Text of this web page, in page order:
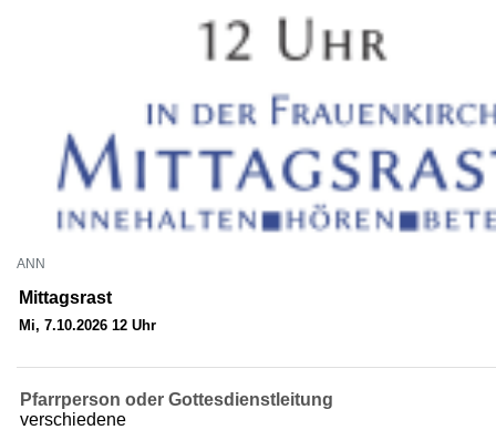
ANN
Mittagsrast
Mi, 7.10.2026 12 Uhr
Pfarrperson oder Gottesdienstleitung
verschiedene